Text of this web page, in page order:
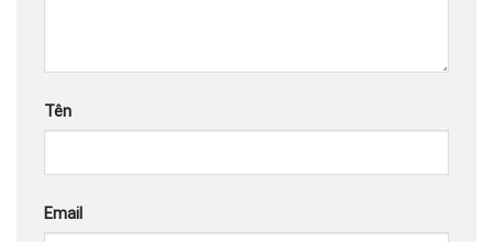
Tên
Email